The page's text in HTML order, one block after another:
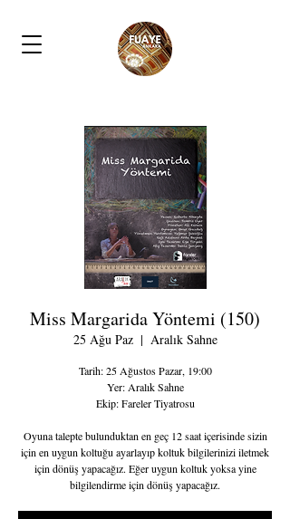
Miss Margarida Yöntemi (150)
25 Ağu Paz
  |
Aralık Sahne
Tarih: 25 Ağustos Pazar, 19:00
Yer: Aralık Sahne
Ekip: Fareler Tiyatrosu
Oyuna talepte bulunduktan en geç 12 saat içerisinde sizin
için en uygun koltuğu ayarlayıp koltuk bilgilerinizi iletmek
için dönüş yapacağız. Eğer uygun koltuk yoksa yine
bilgilendirme için dönüş yapacağız.